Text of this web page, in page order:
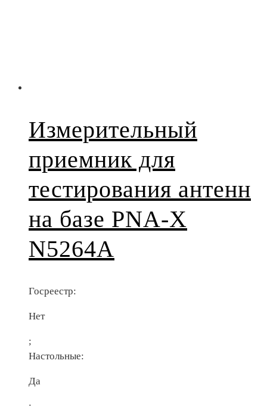
Измерительный
приемник для
тестирования антенн
на базе PNA-X
N5264A
Госреестр:
Нет
;
Настольные:
Да